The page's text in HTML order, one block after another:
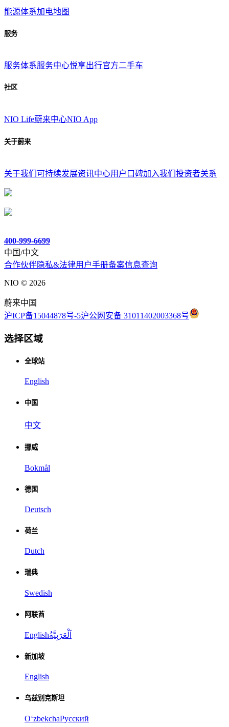
能源体系加电地图
服务
服务体系服务中心悦享出行官方二手车
社区
NIO Life蔚来中心NIO App
关于蔚来
关于我们 可持续发展资讯中心用户口碑加入我们 投资者关系
400-999-6699
中国/中文
合作伙伴隐私&法律用户手册备案信息查询
NIO © 2026
蔚来中国
沪ICP备15044878号-5沪公网安备 31011402003368号
选择区域
全球站
English
中国
中文
挪威
Bokmål
德国
Deutsch
荷兰
Dutch
瑞典
Swedish
阿联酋
Englishاَلْعَرَبِيَّةُ
新加坡
English
乌兹别克斯坦
OʻzbekchaРусский